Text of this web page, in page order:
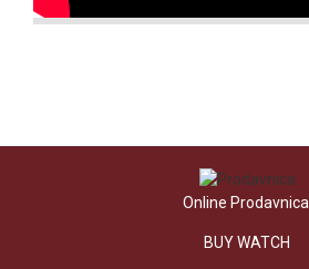
Online Prodavnica
BUY WATCH